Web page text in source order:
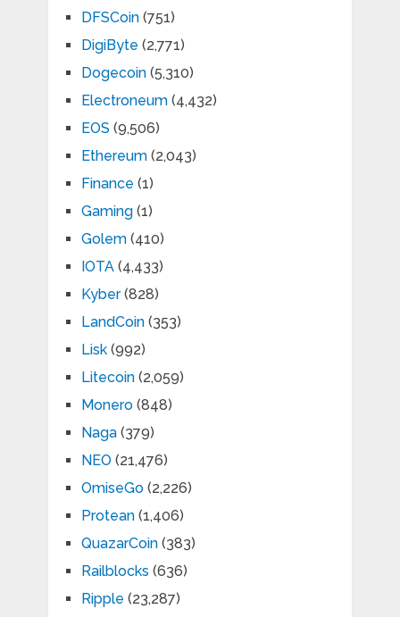
DFSCoin(751)
DigiByte (2,771)
Dogecoin(5,310)
Electroneum(4,432)
EOS (9,506)
Ethereum(2,043)
Finance (1)
Gaming(1)
Golem(410)
IOTA(4,433)
Kyber(828)
LandCoin(353)
Lisk(992)
Litecoin(2,059)
Monero(848)
Naga(379)
NEO (21,476)
OmiseGo(2,226)
Protean(1,406)
QuazarCoin(383)
Railblocks (636)
Ripple (23,287)